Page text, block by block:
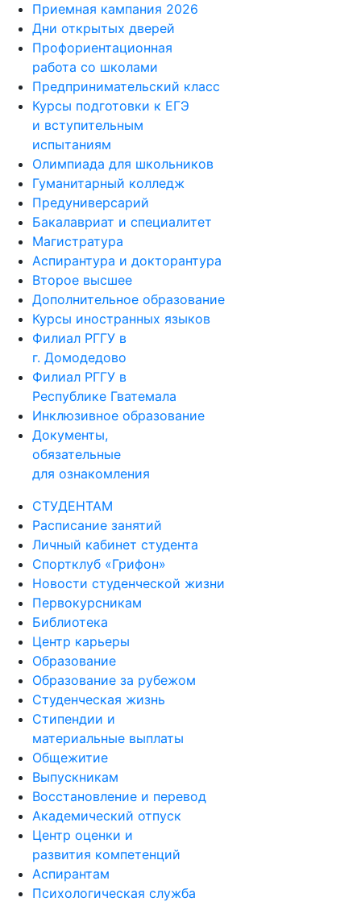
Приемная кампания 2026
Дни открытых дверей
Профориентационная
работа со школами
Предпринимательский класс
Курсы подготовки к ЕГЭ
и вступительным
испытаниям
Олимпиада для школьников
Гуманитарный колледж
Предуниверсарий
Бакалавриат и специалитет
Магистратура
Аспирантура и докторантура
Второе высшее
Дополнительное образование
Курсы иностранных языков
Филиал РГГУ в
г. Домодедово
Филиал РГГУ в
Республике Гватемала
Инклюзивное образование
Документы,
обязательные
для ознакомления
СТУДЕНТАМ
Расписание занятий
Личный кабинет студента
Спортклуб «Грифон»
Новости студенческой жизни
Первокурсникам
Библиотека
Центр карьеры
Образование
Образование за рубежом
Студенческая жизнь
Стипендии и
материальные выплаты
Общежитие
Выпускникам
Восстановление и перевод
Академический отпуск
Центр оценки и
развития компетенций
Аспирантам
Психологическая служба